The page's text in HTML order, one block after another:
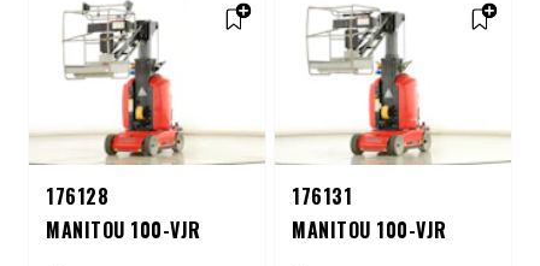
176128
MANITOU 100-VJR
176131
MANITOU 100-VJR